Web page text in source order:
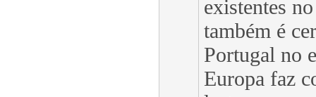
existentes
também é
Portugal no
Europa faz